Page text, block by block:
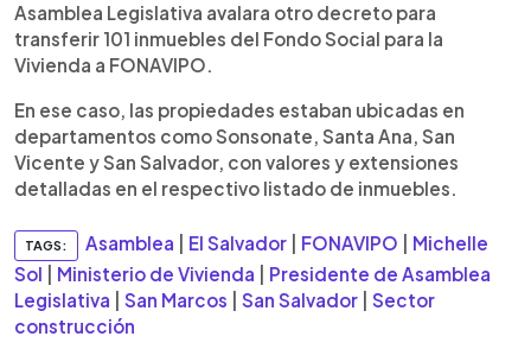
Asamblea Legislativa avalara otro decreto para
transferir 101 inmuebles del Fondo Social para la
Vivienda a FONAVIPO.
En ese caso, las propiedades estaban ubicadas en
departamentos como Sonsonate, Santa Ana, San
Vicente y San Salvador, con valores y extensiones
detalladas en el respectivo listado de inmuebles.
TAGS: Asamblea El Salvador FONAVIPO
Michelle
Sol
Ministerio de Vivienda
Presidente de Asamblea
Legislativa
San Marcos San Salvador
Sector
construcción